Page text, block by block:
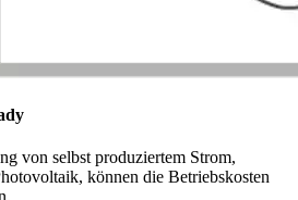
von selbst produziertem Strom,
können die Betriebskosten